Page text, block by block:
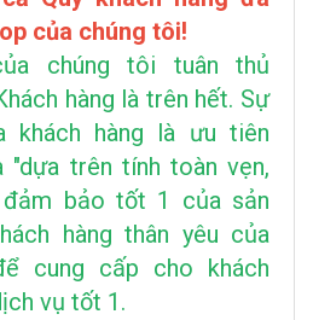
của chúng tôi!
chúng tôi tuân thủ
hàng là trên hết. Sự
khách hàng là ưu tiên
"dựa trên tính toàn vẹn,
bảo tốt 1 của sản
hàng thân yêu của
cung cấp cho khách
vụ tốt 1.